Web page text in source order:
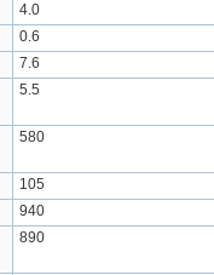
4.0
0.6
7.6
5.5
580
105
940
890